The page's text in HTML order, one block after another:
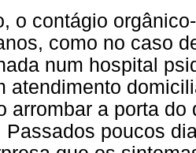
o contágio
como no caso
num hospital
atendimento
arrombar a porta
Passados poucos